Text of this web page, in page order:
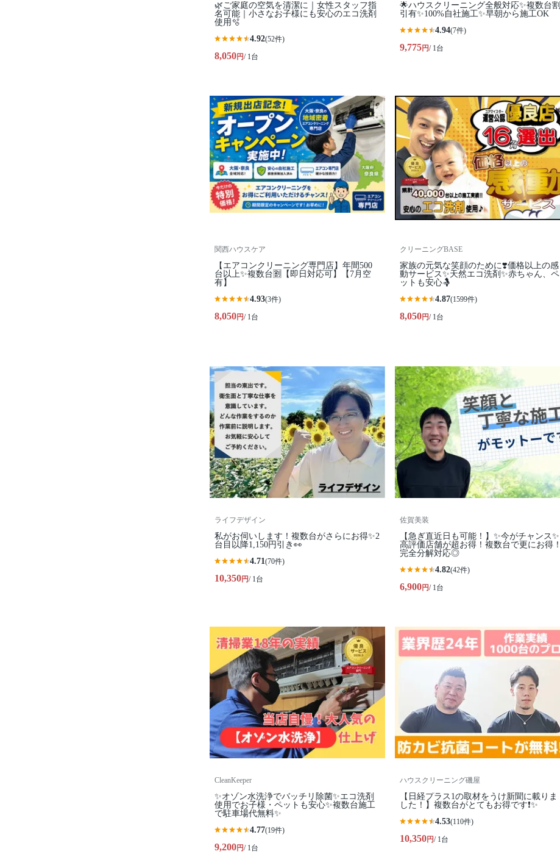
🌿ご家庭の空気を清潔に｜女性スタッフ指
名可能｜小さなお子様にも安心のエコ洗剤
使用🫧
4.92(52件)
8,050円/ 1台
🌟ハウスクリーニング全般対応✨複数台割
引有✨100%自社施工✨早朝から施工OK
4.94(7件)
9,775円/ 1台
関西ハウスケア
【エアコンクリーニング専門店】年間500
台以上✨複数台🈹【即日対応可】【7月空
有】
4.93(3件)
8,050円/ 1台
クリーニングBASE
家族の元気な笑顔のために❣️価格以上の感
動サービス✨天然エコ洗剤✨赤ちゃん、ペ
ットも安心🤱
4.87(1599件)
8,050円/ 1台
ライフデザイン
私がお伺いします！複数台がさらにお得✨2
台目以降1,150円引き👀
4.71(70件)
10,350円/ 1台
佐賀美装
【急ぎ直近日も可能！】✨今がチャンス✨
高評価店舗が超お得！複数台で更にお得！
完全分解対応◎
4.82(42件)
6,900円/ 1台
CleanKeeper
✨オゾン水洗浄でバッチリ除菌✨エコ洗剤
使用でお子様・ペットも安心✨複数台施工
で駐車場代無料✨
4.77(19件)
9,200円/ 1台
ハウスクリーニング磯屋
【日経プラス1の取材をうけ新聞に載りま
した！】複数台がとてもお得です❗️✨
4.53(110件)
10,350円/ 1台